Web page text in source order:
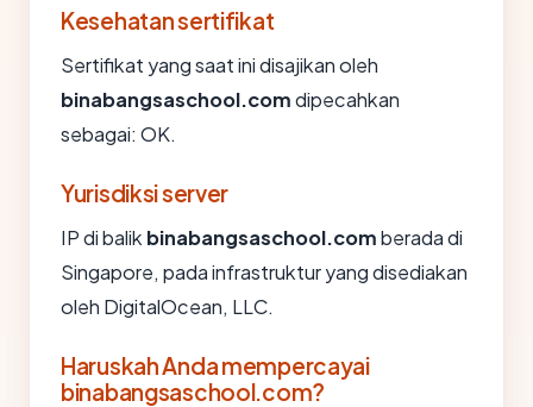
Kesehatan sertifikat
Sertifikat yang saat ini disajikan oleh
binabangsaschool.comdipecahkan
sebagai: OK.
Yurisdiksi server
IP di balik binabangsaschool.comberada di
Singapore, pada infrastruktur yang disediakan
oleh DigitalOcean, LLC.
Haruskah Anda mempercayai
binabangsaschool.com?